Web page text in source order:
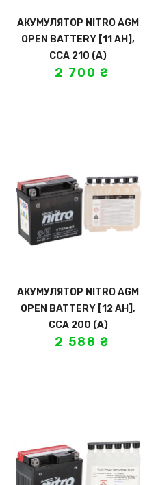
АКУМУЛЯТОР NITRO AGM
OPEN BATTERY [11 AH],
CCA 210 (A)
2 700₴
АКУМУЛЯТОР NITRO AGM
OPEN BATTERY [12 AH],
CCA 200 (A)
2 588₴